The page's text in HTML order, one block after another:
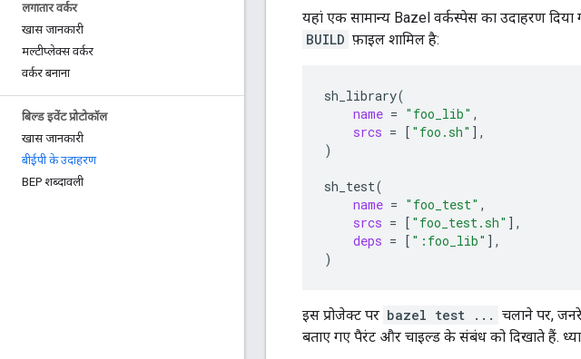
लगातार वर्कर
खास जानकारी
मल्टीप्लेक्स वर्कर
वर्कर बनाना
बिल्ड इवेंट प्रोटोकॉल
खास जानकारी
बीईपी के उदाहरण
BEP शब्दावली
यहां एक सामान्य Bazel वर्कस्पेस का उदाहरण दिया
BUILD फ़ाइल शामिल है:
sh_library(
name = "foo_lib"
srcs = [ "foo.sh" ]
)
sh_test(
name = "foo_test"
srcs = [ "foo_test.sh" ]
deps = [ ":foo_lib" ]
)
इस प्रोजेक्ट पर bazel test ... चलाने पर,
बताए गए पैरंट और चाइल्ड के संबंध को दिखाते हैं.